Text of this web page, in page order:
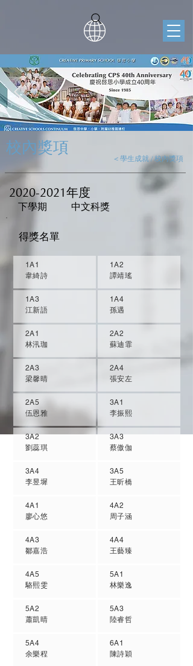
校內獎項
< 學生成就 / 校內獎項
2020-2021 年度
下學期 中文科獎
得獎名單
1A1
韋綺詩
1A3
江新語
2A1
林汛珈
2A3
梁馨晴
2A5
伍恩雅
3A2
劉蕊琪
3A4
李昱墀
4A1
廖心悠
4A3
鄒嘉浩
4A5
駱熙雯
5A2
蕭凱晴
5A4
余樂程
1A2
譚靖瑤
1A4
孫遇
2A2
蘇迪霏
2A4
張安左
3A1
李振熙
3A3
蔡傲伽
3A5
王昕橋
4A2
周子涵
4A4
王藝臻
5A1
林樂逸
5A3
陸睿哲
6A1
陳詩穎